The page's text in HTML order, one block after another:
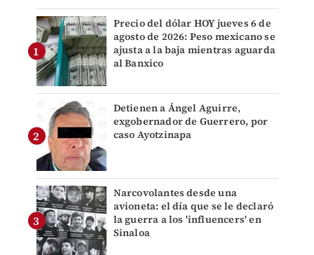
Precio del dólar HOY jueves 6 de
agosto de 2026: Peso mexicano se
ajusta a la baja mientras aguarda
al Banxico
Detienen a Ángel Aguirre,
exgobernador de Guerrero, por
caso Ayotzinapa
Narcovolantes desde una
avioneta: el día que se le declaró
la guerra a los 'influencers' en
Sinaloa